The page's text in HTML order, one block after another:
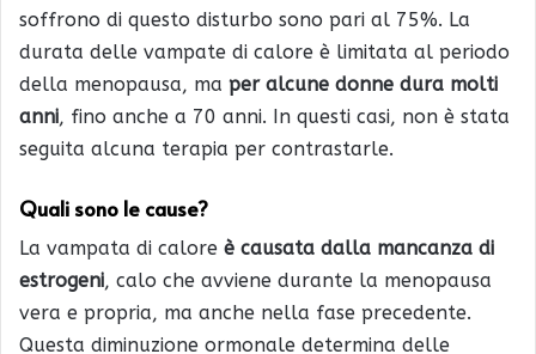
soffrono di questo disturbo sono pari al 75%. La
durata delle vampate di calore è limitata al periodo
della menopausa, ma per alcune donne dura molti
anni, fino anche a 70 anni. In questi casi, non è stata
seguita alcuna terapia per contrastarle.
Quali sono le cause?
La vampata di calore è causata dalla mancanza di
estrogeni, calo che avviene durante la menopausa
vera e propria, ma anche nella fase precedente.
Questa diminuzione ormonale determina delle